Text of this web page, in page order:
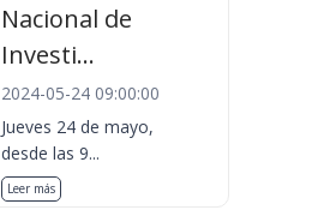
Nacional de
Investi...
2024-05-24 09:00:00
Jueves 24 de mayo,
desde las 9...
Leer más